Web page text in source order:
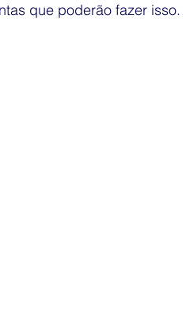
que poderão fazer isso.